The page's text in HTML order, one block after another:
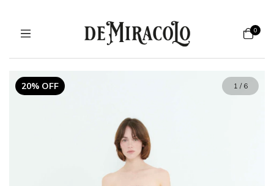
0
20% OFF 1 / 6